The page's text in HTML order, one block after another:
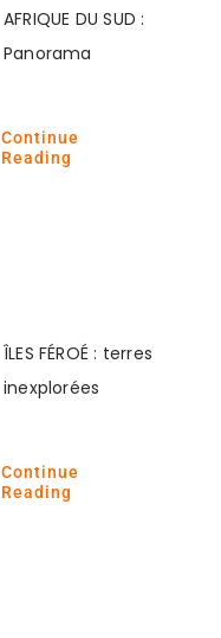
AFRIQUE DU SUD :
Panorama
Continue
Reading
ÎLES FÉROÉ : terres
inexplorées
Continue
Reading